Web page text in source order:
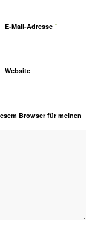
E-Mail-Adresse *
Website
Browser für meinen